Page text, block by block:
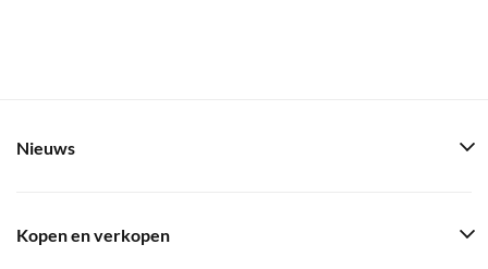
Nieuws
Kopen en verkopen